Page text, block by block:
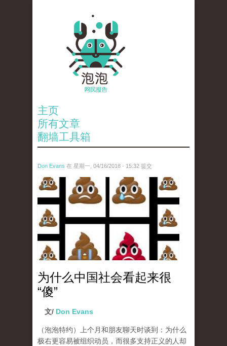
主页
所有文章
翻墙工具箱
Don Evans 在 星期一, 04/16/2018 - 15:32 提交
wechatimg1053.jpeg
为什么中国社会看起来很
“傻”
文/ Don Evans
（泡泡特约）
上个月和朋友聊天时谈到：为什么
极右更容易被组织动员，而很多支持正义的人却